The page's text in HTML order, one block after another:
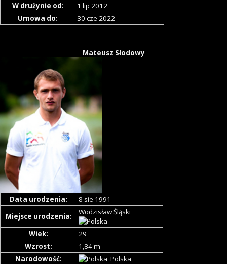
W drużynie od:
1 lip 2012
Umowa do:
30 cze 2022
Mateusz Słodowy
Data urodzenia:
8 sie 1991
Miejsce urodzenia:
Wodzisław Śląski
Wiek:
29
Wzrost:
1,84 m
Narodowość:
Polska